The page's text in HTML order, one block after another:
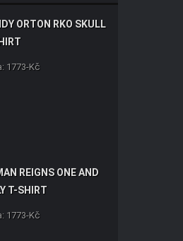
ORTON RKO SKULL
1773-Kč
REIGNS ONE AND
T-SHIRT
1773-Kč